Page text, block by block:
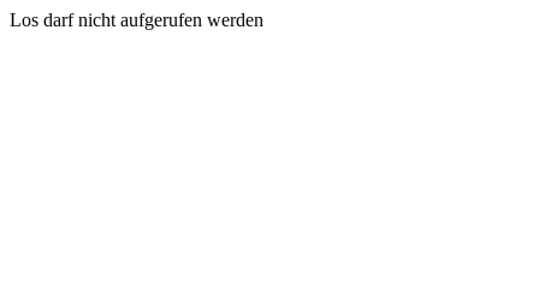
Los darf nicht aufgerufen werden